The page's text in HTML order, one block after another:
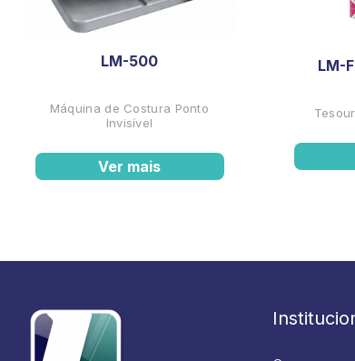
LM-500
Máquina de Costura Ponto
Invisível
Ver mais
LM-